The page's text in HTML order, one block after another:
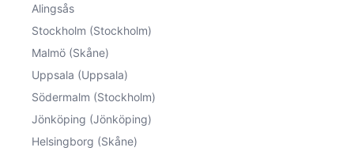
Alingsås
Stockholm (Stockholm)
Malmö (Skåne)
Uppsala (Uppsala)
Södermalm (Stockholm)
Jönköping (Jönköping)
Helsingborg (Skåne)